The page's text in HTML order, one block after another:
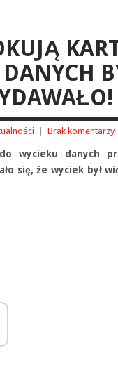
Brak komentarzy
wycieku danych
się, że wyciek był